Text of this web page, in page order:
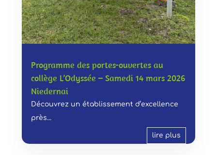
Programme des portes-ouvertes au
collège L’Odyssée – Samedi 14 mars 2026
Niedernai
Découvrez un établissement d’excellence
près...
lire plus